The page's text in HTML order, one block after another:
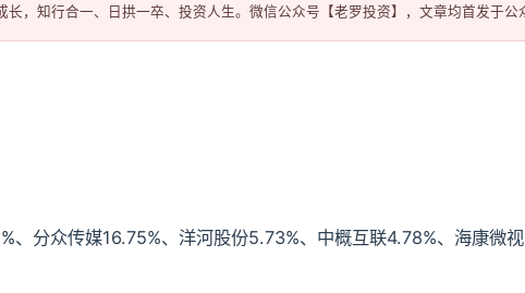
、分众传媒16.75%、洋河股份5.73%、中概互联4.78%、海康微视